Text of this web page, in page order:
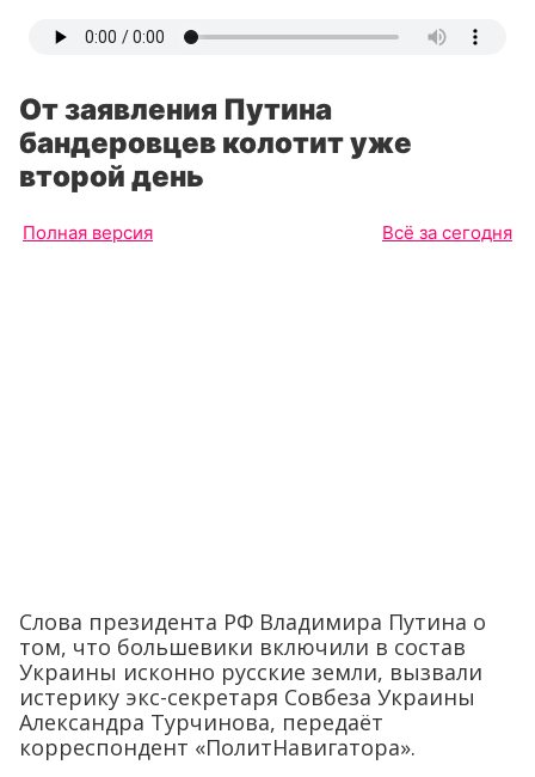
От заявления Путина
бандеровцев колотит уже
второй день
Полная версия Всё за сегодня
Слова президента РФ Владимира Путина о
том, что большевики включили в состав
Украины исконно русские земли, вызвали
истерику экс-секретаря Совбеза Украины
Александра Турчинова, передаёт
корреспондент «ПолитНавигатора».